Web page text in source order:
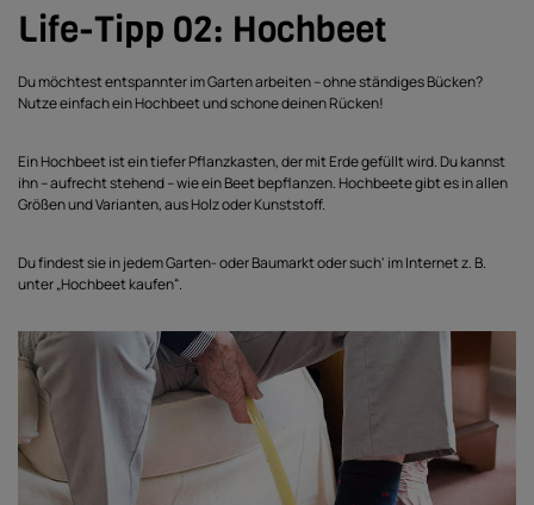
Life-Tipp 02: Hochbeet
Du möchtest entspannter im Garten arbeiten – ohne ständiges Bücken?
Nutze einfach ein Hochbeet und schone deinen Rücken!
Ein Hochbeet ist ein tiefer Pflanzkasten, der mit Erde gefüllt wird. Du kannst
ihn – aufrecht stehend – wie ein Beet bepflanzen. Hochbeete gibt es in allen
Größen und Varianten, aus Holz oder Kunststoff.
Du findest sie in jedem Garten- oder Baumarkt oder such' im Internet z. B.
unter „Hochbeet kaufen“.